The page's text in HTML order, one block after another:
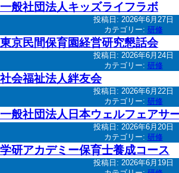
一般社団法人キッズライフラボ
投稿日: 2026年6月27日
カテゴリー: 研修
東京民間保育園経営研究懇話会
投稿日: 2026年6月24日
カテゴリー: 研修
社会福祉法人絆友会
投稿日: 2026年6月22日
カテゴリー: 研修
一般社団法人日本ウェルフェアサ
投稿日: 2026年6月20日
カテゴリー: 研修
学研アカデミー保育士養成コース
投稿日: 2026年6月19日